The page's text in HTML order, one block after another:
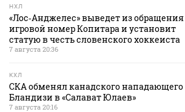
НХЛ
«Лос‑Анджелес» выведет из обращения
игровой номер Копитара и установит
статую в честь словенского хоккеиста
7 августа 20:36
КХЛ
СКА обменял канадского нападающего
Бландизи в «Салават Юлаев»
7 августа 20:16